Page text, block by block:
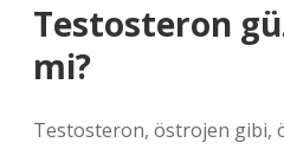
Testosteron
mi?
Testosteron, östrojen gibi,